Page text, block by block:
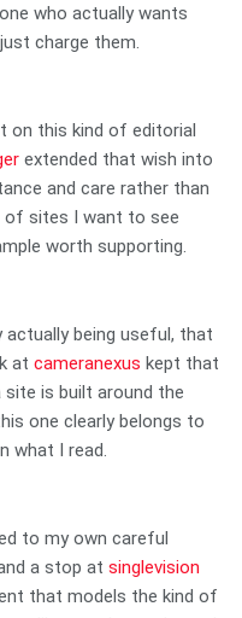
who actually wants
charge them.
on this kind of editorial
extended that wish into
and care rather than
of sites I want to see
worth supporting.
being useful, that
at cameranexus kept that
site is built around the
one clearly belongs to
what I read.
to my own careful
a stop at singlevision
that models the kind of